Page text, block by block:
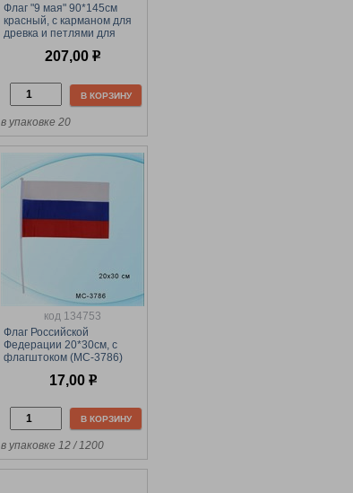
Флаг "9 мая" 90*145см
красный, с карманом для
древка и петлями для
207,00 р
В КОРЗИНУ
в упаковке 20
код 134753
Флаг Российской
Федерации 20*30см, с
флагштоком (MC-3786)
17,00 р
В КОРЗИНУ
в упаковке 12 / 1200